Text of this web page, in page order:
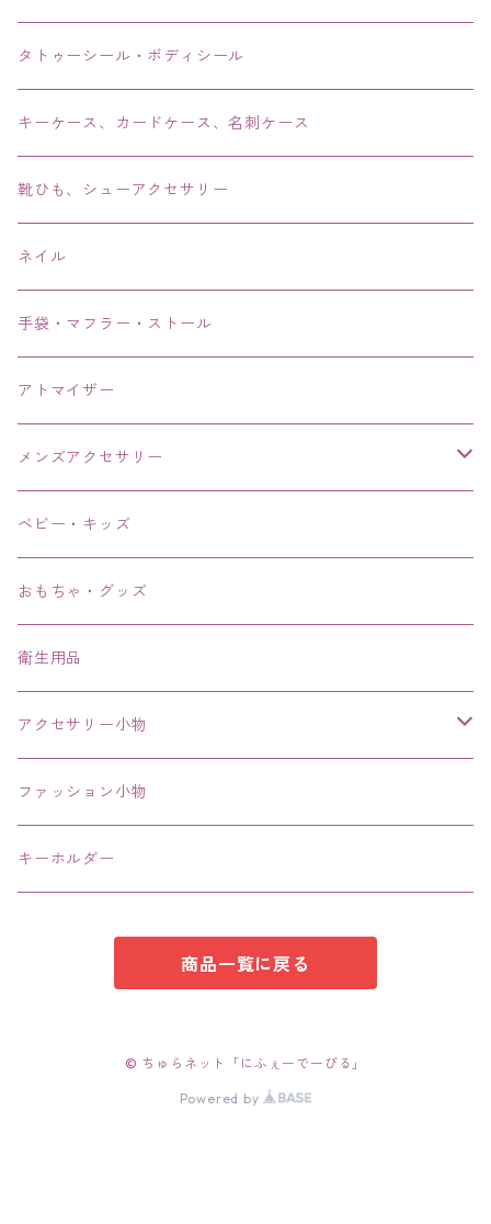
リング・指輪
ブレス・バングル・ブレスレット・腕輪
アンクレット
タトゥーシール・ボディシール
キーケース、カードケース、名刺ケース
靴ひも、シューアクセサリー
ネイル
手袋・マフラー・ストール
アトマイザー
メンズアクセサリー
リング、指輪
ブレスレット、バングル、ブレス、腕輪
ネックレス、チョーカー
その他
ベビー・キッズ
おもちゃ・グッズ
衛生用品
アクセサリー小物
エコバッグ コンビニ
ファッション小物
キーホルダー
商品一覧に戻る
© ちゅらネット「にふぇーでーびる」
Powered by